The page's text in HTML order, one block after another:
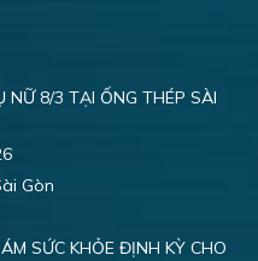
NỮ 8/3 TẠI ỐNG THÉP SÀI
Gòn
SỨC KHỎE ĐỊNH KỲ CHO